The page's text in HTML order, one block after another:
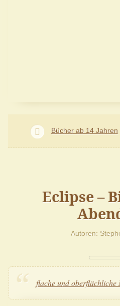
Bücher ab 14 Jahren
Eclipse –
Autoren
flache und oberflächliche